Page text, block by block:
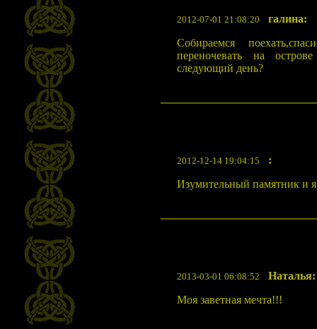
2012-07-01 21:08:20
галина:
Собираемся
переночевать на
следующий день?
2012-12-14 19:04:15
:
Изумительный памятник и
2013-03-01 06:08:52
Наталья:
Моя заветная мечта!!!